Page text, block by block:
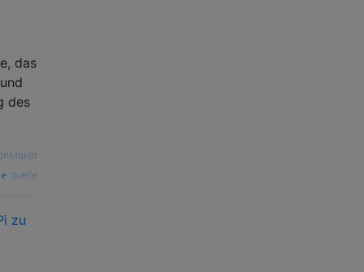
das
und
des
quelle
zu